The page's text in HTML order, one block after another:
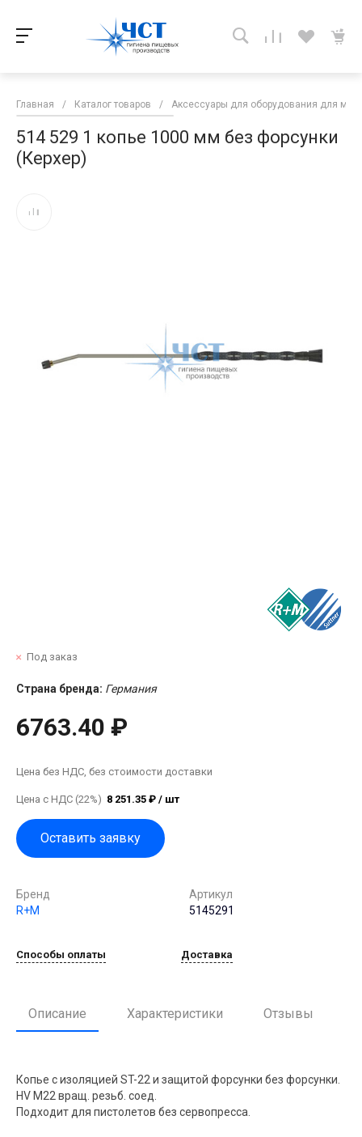
Главная / Каталог товаров / Аксессуары для оборудования для
514 529 1 копье 1000 мм без форсунки
(Керхер)
Под заказ
Страна бренда: Германия
6763.40 ₽
Цена без НДС, без стоимости доставки
Цена с НДС (22%) 8 251.35 ₽ / шт
Оставить заявку
Бренд
R+M
Артикул
5145291
Способы оплаты Доставка
Описание Характеристики Отзывы
Копье с изоляцией ST-22 и защитой форсунки без форсунки.
HV M22 вращ. резьб. соед.
Подходит для пистолетов без сервопресса.